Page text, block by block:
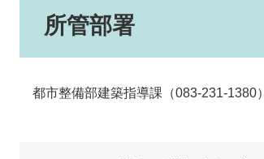
所管部署
都市整備部建築指導課（083-231-1380）